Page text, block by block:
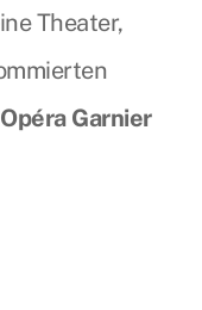
Theater,
Opéra Garnier